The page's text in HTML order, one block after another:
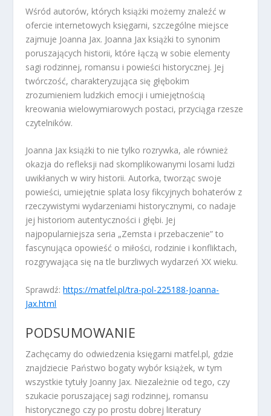
Wśród autorów, których książki możemy znaleźć w
ofercie internetowych księgarni, szczególne miejsce
zajmuje Joanna Jax. Joanna Jax książki to synonim
poruszających historii, które łączą w sobie elementy
sagi rodzinnej, romansu i powieści historycznej. Jej
twórczość, charakteryzująca się głębokim
zrozumieniem ludzkich emocji i umiejętnością
kreowania wielowymiarowych postaci, przyciąga rzesze
czytelników.
Joanna Jax książki to nie tylko rozrywka, ale również
okazja do refleksji nad skomplikowanymi losami ludzi
uwikłanych w wiry historii. Autorka, tworząc swoje
powieści, umiejętnie splata losy fikcyjnych bohaterów z
rzeczywistymi wydarzeniami historycznymi, co nadaje
jej historiom autentyczności i głębi. Jej
najpopularniejsza seria „Zemsta i przebaczenie” to
fascynująca opowieść o miłości, rodzinie i konfliktach,
rozgrywająca się na tle burzliwych wydarzeń XX wieku.
Sprawdź:https://matfel.pl/tra-pol-225188-Joanna-
Jax.html
PODSUMOWANIE
Zachęcamy do odwiedzenia księgarni matfel.pl, gdzie
znajdziecie Państwo bogaty wybór książek, w tym
wszystkie tytuły Joanny Jax. Niezależnie od tego, czy
szukacie poruszającej sagi rodzinnej, romansu
historycznego czy po prostu dobrej literatury